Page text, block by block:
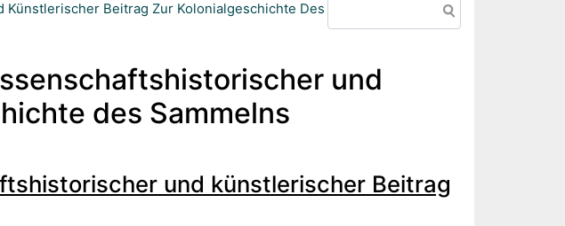
Beitrag Zur Kolonialgeschichte Des Sammelns
und
des Sammelns
und künstlerischer Beitrag